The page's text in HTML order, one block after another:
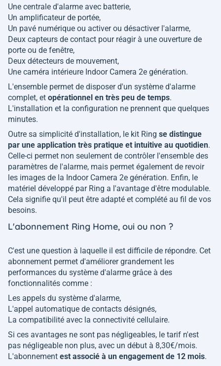
Une centrale d'alarme avec batterie,
Un amplificateur de portée,
Un pavé numérique ou activer ou désactiver l'alarme,
Deux capteurs de contact pour réagir à une ouverture de
porte ou de fenêtre,
Deux détecteurs de mouvement,
Une caméra intérieure Indoor Camera 2e génération.
L'ensemble permet de disposer d'un système d'alarme
complet, et opérationnel en très peu de temps.
L'installation et la configuration ne prennent que quelques
minutes.
Outre sa simplicité d'installation, le kit Ring se distingue
par une application très pratique et intuitive au quotidien.
Celle-ci permet non seulement de contrôler l'ensemble des
paramètres de l'alarme, mais permet également de revoir
les images de la Indoor Camera 2e génération. Enfin, le
matériel développé par Ring a l'avantage d'être modulable.
Cela signifie qu'il peut être adapté et complété au fil de vos
besoins.
L'abonnement Ring Home, oui ou non ?
C'est une question à laquelle il est difficile de répondre. Cet
abonnement permet d'améliorer grandement les
performances du système d'alarme grâce à des
fonctionnalités comme :
Les appels du système d'alarme,
L'appel automatique de contacts désignés,
La compatibilité avec la connectivité cellulaire.
Si ces avantages ne sont pas négligeables, le tarif n'est
pas négligeable non plus, avec un début à 8,30€/mois.
L'abonnement est associé à un engagement de 12 mois.